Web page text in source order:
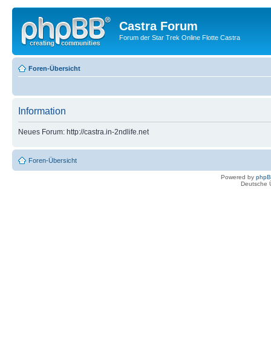
Castra Forum
Forum der Star Trek Online Flotte Castra
Foren-Übersicht
Information
Neues Forum: http://castra.in-2ndlife.net
Foren-Übersicht
Powered by
Deutsche